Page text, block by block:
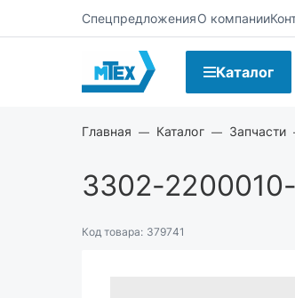
СпецпредложенияО компании
Каталог
Главная Каталог Запчасти
3302-
Код товара: 379741